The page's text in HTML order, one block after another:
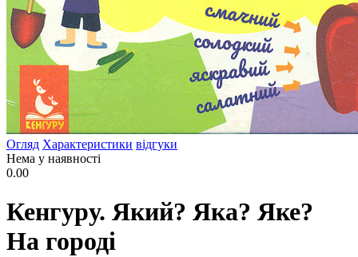
Огляд Характеристики відгуки
Нема у наявності
0.00
Кенгуру. Який? Яка? Яке?
На городі